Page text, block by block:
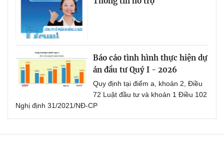
Báo cáo tình hình thực hiện dự
án đầu tư Quý I - 2026
Quy định tại điểm a, khoản 2, Điều
72 Luật đầu tư và khoản 1 Điều 102
Nghị định 31/2021/NĐ-CP